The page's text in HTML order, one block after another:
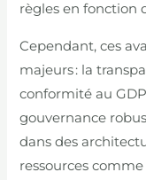
règles en fonction
Cependant, ces
majeurs : la
conformité au
gouvernance
dans des
ressources